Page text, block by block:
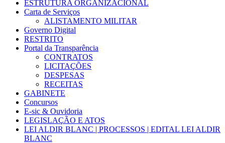
ESTRUTURA ORGANIZACIONAL
Carta de Serviços
ALISTAMENTO MILITAR
Governo Digital
RESTRITO
Portal da Transparência
CONTRATOS
LICITAÇÕES
DESPESAS
RECEITAS
GABINETE
Concursos
E-sic & Ouvidoria
LEGISLAÇÃO E ATOS
LEI ALDIR BLANC | PROCESSOS | EDITAL LEI ALDIR
BLANC